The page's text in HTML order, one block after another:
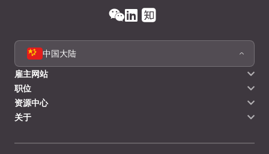
中国大陆
雇主网站
职位
资源中心
关于